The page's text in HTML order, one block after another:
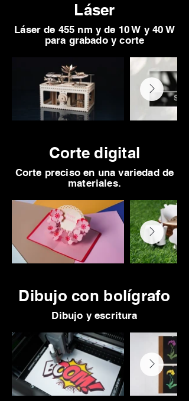
Láser
Láser de 455 nm y de 10 W y 40 W
para grabado y corte
Corte digital
Corte preciso en una variedad de
materiales.
Dibujo con bolígrafo
Dibujo y escritura